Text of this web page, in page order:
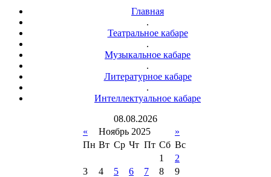
Главная
.
Театральное кабаре
.
Музыкальное кабаре
.
Литературное кабаре
.
Интеллектуальное кабаре
08.08.2026
«
Ноябрь 2025
»
Пн Вт Ср Чт Пт Сб Вс
1
2
3
4 5 6 7 8
9